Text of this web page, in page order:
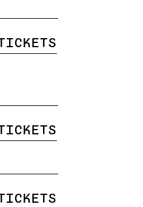
Tickets
Tickets
Tickets